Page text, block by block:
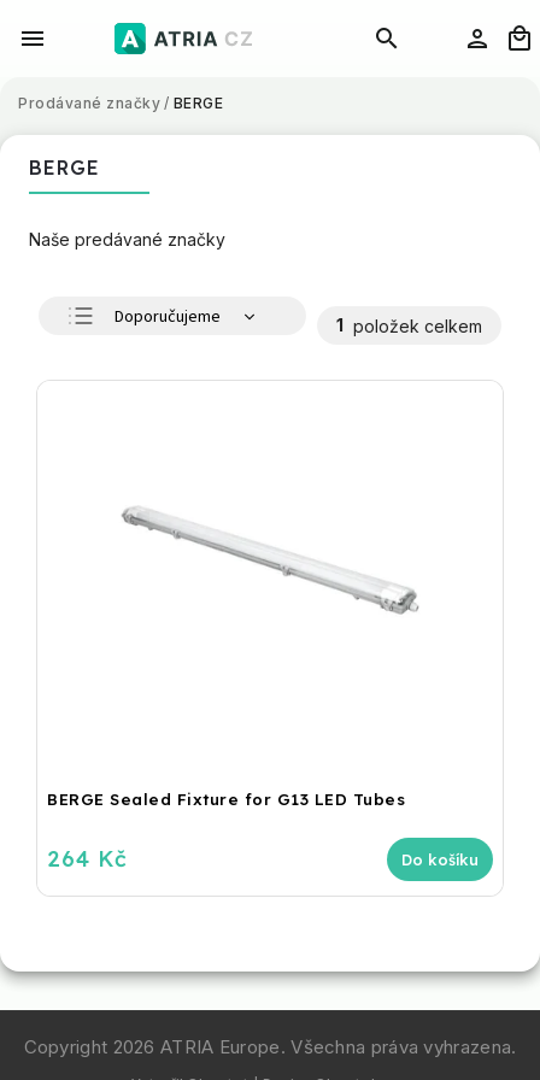
Prodávané značky / BERGE
BERGE
Naše predávané značky
Doporučujeme
1 položek celkem
BERGE Sealed Fixture for G13 LED Tubes
264 Kč Do košíku
Copyright 2026ATRIA Europe. Všechna práva vyhrazena.